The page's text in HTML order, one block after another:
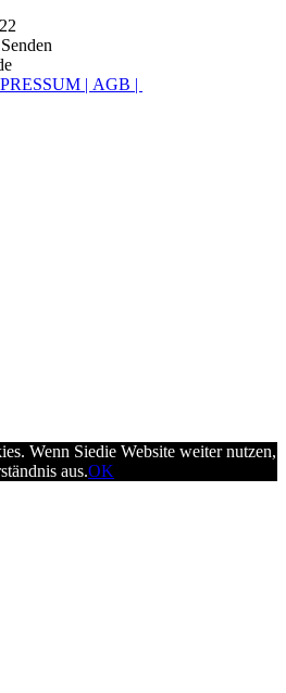
| AGB |
Wenn Siedie Website weiter nutzen,
aus.OK